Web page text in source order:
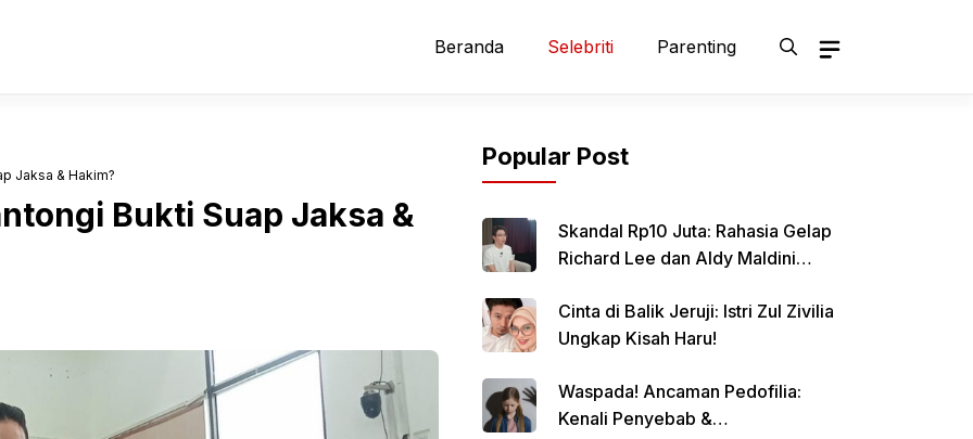
Beranda Selebriti Parenting
Jaksa & Hakim?
Bukti Suap Jaksa &
Popular Post
Skandal Rp10 Juta: Rahasia Gelap
Richard Lee dan Aldy Maldini
Cinta di Balik Jeruji: Istri Zul Zivilia
Ungkap Kisah Haru!
Waspada! Ancaman Pedofilia:
Kenali Penyebab &